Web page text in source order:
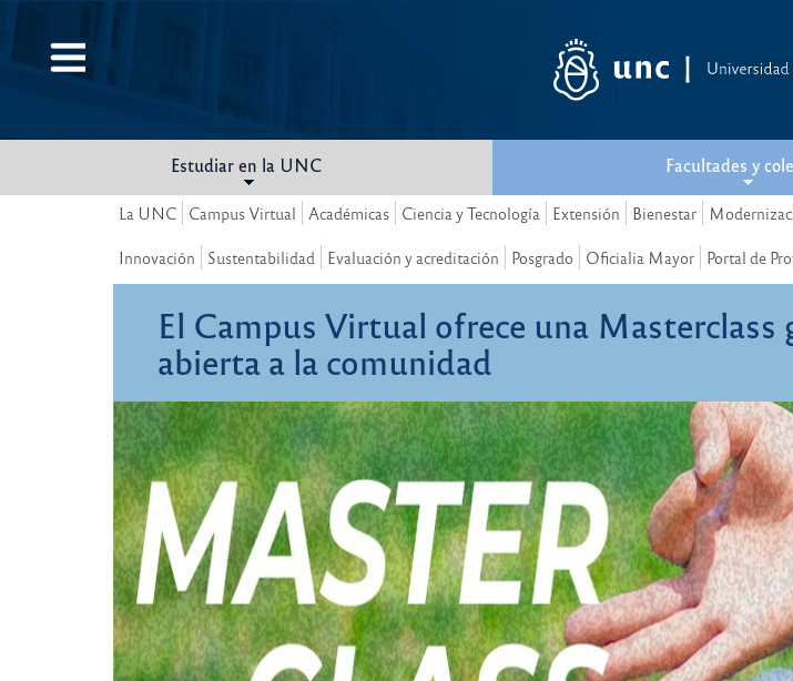
Pasar
contenido
Estudiar en la UNC Facultades y
La UNC Campus Virtual Académicas Ciencia y Tecnología Extensión Bienestar
Innovación Sustentabilidad Evaluación y acreditación Posgrado Oficialia Mayor Portal de
El Campus Virtual ofrece una
abierta a la comunidad